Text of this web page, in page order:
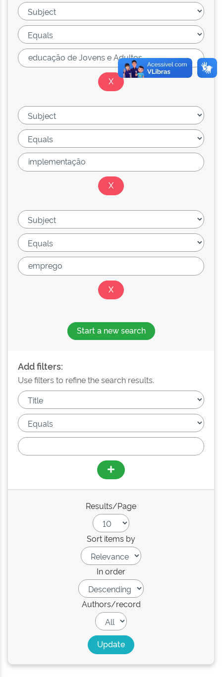
Start a new search
Add filters:
Use filters to refine the search results.
Results/Page
Sort items by
In order
Authors/record